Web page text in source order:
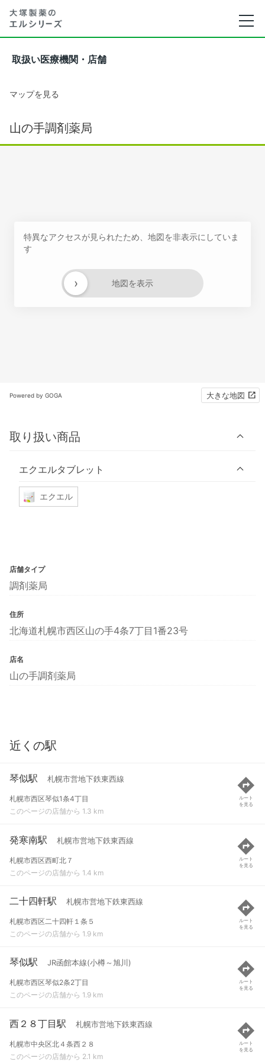
取扱い医療機関・店舗
マップを見る
山の手調剤薬局
特異なアクセスが見られたため、地図を非表示にしていま
す
地図を表示
›
Powered by GOGA 大きな地図
取り扱い商品
エクエルタブレット
エクエル
店舗タイプ
調剤薬局
住所
北海道札幌市西区山の手4条7丁目1番23号
店名
山の手調剤薬局
近くの駅
琴似駅 札幌市営地下鉄東西線
札幌市西区琴似1条4丁目
このページの店舗から 1.3 km
ルート
を見る
発寒南駅 札幌市営地下鉄東西線
札幌市西区西町北７
このページの店舗から 1.4 km
ルート
を見る
二十四軒駅 札幌市営地下鉄東西線
札幌市西区二十四軒１条５
このページの店舗から 1.9 km
ルート
を見る
琴似駅 JR函館本線(小樽～旭川)
札幌市西区琴似2条2丁目
このページの店舗から 1.9 km
ルート
を見る
西２８丁目駅 札幌市営地下鉄東西線
札幌市中央区北４条西２８
このページの店舗から 2.1 km
ルート
を見る